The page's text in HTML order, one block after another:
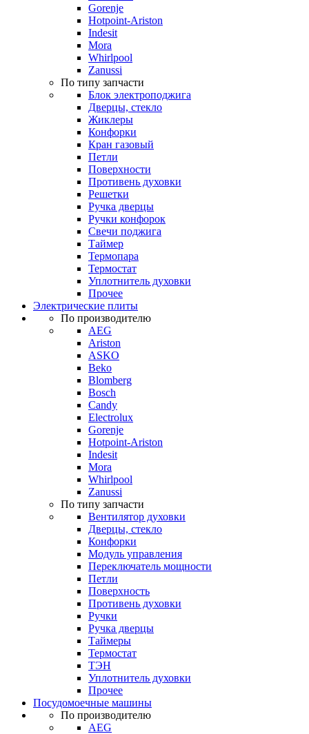
Gorenje
Hotpoint-Ariston
Indesit
Mora
Whirlpool
Zanussi
По типу запчасти
Блок электроподжига
Дверцы, стекло
Жиклеры
Конфорки
Кран газовый
Петли
Поверхности
Противень духовки
Решетки
Ручка дверцы
Ручки конфорок
Свечи поджига
Таймер
Термопара
Термостат
Уплотнитель духовки
Прочее
Электрические плиты
По производителю
AEG
Ariston
ASKO
Beko
Blomberg
Bosch
Candy
Electrolux
Gorenje
Hotpoint-Ariston
Indesit
Mora
Whirlpool
Zanussi
По типу запчасти
Вентилятор духовки
Дверцы, стекло
Конфорки
Модуль управления
Переключатель мощности
Петли
Поверхность
Противень духовки
Ручки
Ручка дверцы
Таймеры
Термостат
ТЭН
Уплотнитель духовки
Прочее
Посудомоечные машины
По производителю
AEG